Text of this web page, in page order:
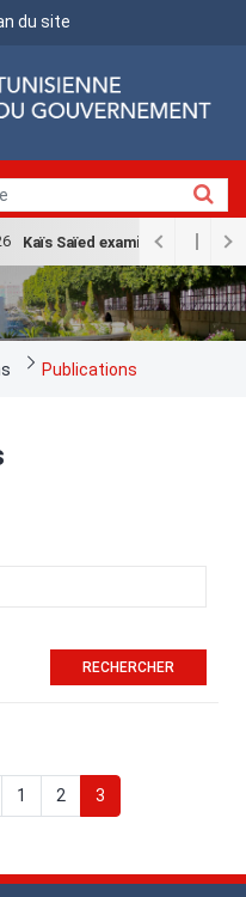
du site
Kaïs Saïed examine avec la
Publications
الصفحة
1 الصفحة
2
Page
courante
3